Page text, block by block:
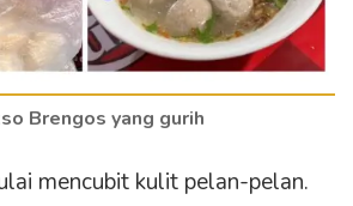
Brengos yang gurih
mencubit kulit pelan-pelan.